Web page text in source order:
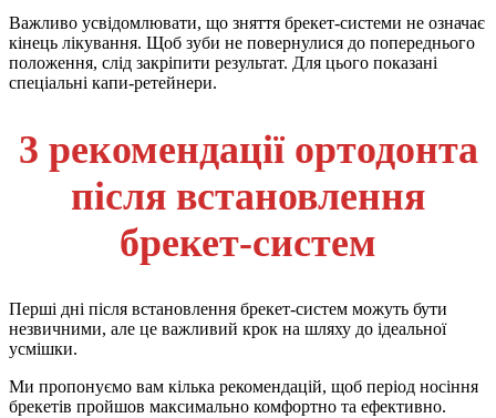
Важливо усвідомлювати, що зняття брекет-системи не означає
кінець лікування. Щоб зуби не повернулися до попереднього
положення, слід закріпити результат. Для цього показані
спеціальні капи-ретейнери.
3 рекомендації ортодонта
після встановлення
брекет-систем
Перші дні після встановлення брекет-систем можуть бути
незвичними, але це важливий крок на шляху до ідеальної
усмішки.
Ми пропонуємо вам кілька рекомендацій, щоб період носіння
брекетів пройшов максимально комфортно та ефективно.